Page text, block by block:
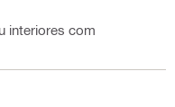
interiores com